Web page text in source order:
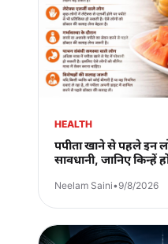
HEALTH
पपीता खाने से पहले इन
सावधानी, जानिए किन्हें
Neelam Saini•9/8/2026